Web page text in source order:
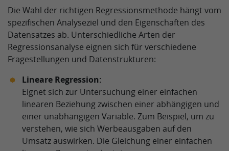
Die Wahl der richtigen Regressionsmethode hängt vom
spezifischen Analyseziel und den Eigenschaften des
Datensatzes ab. Unterschiedliche Arten der
Regressionsanalyse eignen sich für verschiedene
Fragestellungen und Datenstrukturen:
Lineare Regression:
Eignet sich zur Untersuchung einer einfachen
linearen Beziehung zwischen einer abhängigen und
einer unabhängigen Variable. Zum Beispiel, um zu
verstehen, wie sich Werbeausgaben auf den
Umsatz auswirken. Die Gleichung einer einfachen